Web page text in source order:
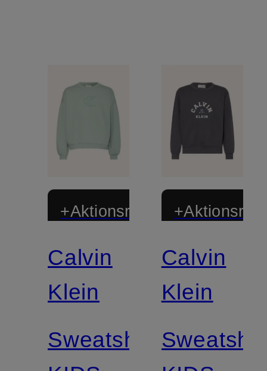
+Aktionsrabatt
Calvin
Klein
Sweatshirt
Calvin
Klein